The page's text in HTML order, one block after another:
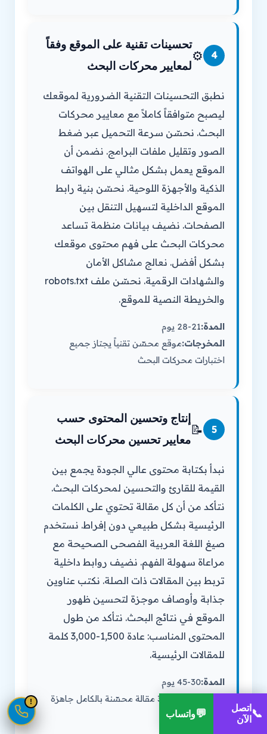
4
⚙️
تحسينات تقنية على الموقع وفقاً
لمعايير محركات البحث
نطبق التحسينات التقنية الضرورية لموقعك
ليصبح متوافقاً كاملاً مع معايير محركات
البحث. نحسّن سرعة التحميل عبر ضغط
الصور وتقليل ملفات البرامج. نضمن أن
الموقع يعمل بشكل مثالي على الهواتف
الذكية والأجهزة اللوحية. نحسّن بنية رابط
الموقع الداخلية لتسهيل التنقل بين
الصفحات. نضيف بيانات منظمة تساعد
محركات البحث على فهم محتوى موقعك
بشكل أفضل. نعالج مشاكل الأمان
والشهادات الرقمية. نحسّن ملف robots.txt
والخريطة النصية للموقع.
المدة:21-28 يوم
المخرجات:موقع محسّن تقنياً يجتاز جميع
اختبارات محركات البحث
5
📝
إنتاج وتحسين المحتوى حسب
معايير تحسين محركات البحث
نبدأ بكتابة محتوى عالي الجودة يجمع بين
القيمة للقارئ والتحسين لمحركات البحث.
نتأكد من أن كل مقالة تحتوي على الكلمات
الرئيسية بشكل طبيعي دون إفراط. نستخدم
صيغ اللغة العربية الفصحى الصحيحة مع
مراعاة سهولة الفهم. نضيف روابط داخلية
تربط بين المقالات ذات الصلة. نكتب عناوين
جذابة وأوصاف موجزة لتحسين ظهور
الموقع في نتائج البحث. نتأكد من طول
المحتوى المناسب: عادة 1,500-3,000 كلمة
للمقالات الرئيسية.
المدة:30-45 يوم
20-30 مقالة محسّنة بالكامل جاهزة
للنشر على الموقع
!
📞اتصل
الآن
💬واتساب